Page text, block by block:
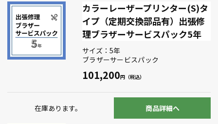
カラーレーザープリンター(S)タ
イプ（定期交換部品有）出張修
理ブラザーサービスパック5年
サイズ：5年
ブラザーサービスパック
101,200
在庫あります。 商品詳細へ